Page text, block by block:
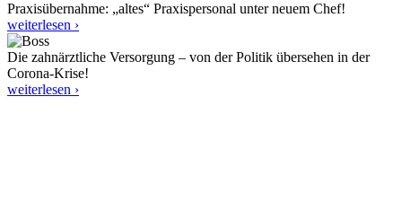
Praxisübernahme: „altes“ Praxispersonal unter neuem Chef!
weiterlesen ›
Die zahnärztliche Versorgung – von der Politik übersehen in der
Corona-Krise!
weiterlesen ›